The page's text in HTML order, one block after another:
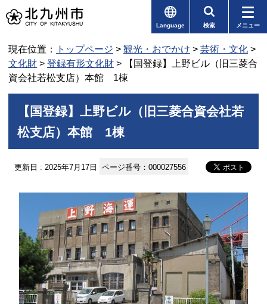
Language 検索 メニュー
現在位置： トップページ > 観光・おでかけ > 芸術・文化 >
文化財 > 登録有形文化財 > 【国登録】上野ビル（旧三菱合
資会社若松支店）本館 1棟
【国登録】上野ビル（旧三菱合資会社若
松支店）本館 1棟
更新日 : 2025年7月17日 ページ番号：000027556